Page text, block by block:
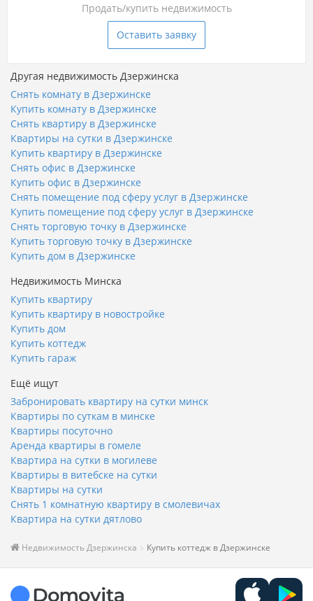
Продать/купить недвижимость
Оставить заявку
Другая недвижимость Дзержинска
Снять комнату в Дзержинске
Купить комнату в Дзержинске
Снять квартиру в Дзержинске
Квартиры на сутки в Дзержинске
Купить квартиру в Дзержинске
Снять офис в Дзержинске
Купить офис в Дзержинске
Снять помещение под сферу услуг в Дзержинске
Купить помещение под сферу услуг в Дзержинске
Снять торговую точку в Дзержинске
Купить торговую точку в Дзержинске
Купить дом в Дзержинске
Недвижимость Минска
Купить квартиру
Купить квартиру в новостройке
Купить дом
Купить коттедж
Купить гараж
Ещё ищут
Забронировать квартиру на сутки минск
Квартиры по суткам в минске
Квартиры посуточно
Аренда квартиры в гомеле
Квартира на сутки в могилеве
Квартиры в витебске на сутки
Квартиры на сутки
Снять 1 комнатную квартиру в смолевичах
Квартира на сутки дятлово
Недвижимость Дзержинска Купить коттедж в Дзержинске